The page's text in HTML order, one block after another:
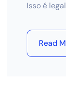
Isso é
Read